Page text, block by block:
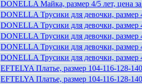
DONELLA Майка, размер 4/5 лет, цена
DONELLA Трусики для девочки, размер
DONELLA Трусики для девочки, размер
DONELLA Трусики для девочки, размер
DONELLA Трусики для девочки, размер
DONELLA Трусики для девочки, размер
EFTELYA Платье, размер 104-116-128-
EFTELYA Платье, размер 104-116-128-